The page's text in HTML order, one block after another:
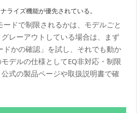
ライズ機能が優先されている。
ードで制限されるかは、モデルごと
レーアウトしている場合は、まず
ドかの確認」を試し、それでも動か
デルの仕様としてEQ非対応・制限
式の製品ページや取扱説明書で確